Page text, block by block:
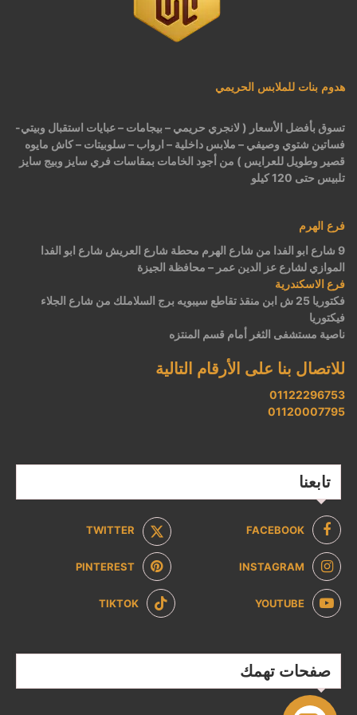
هدوم بنات للملابس الحريمي
تسوق بأفضل الأسعار ( لانجري حريمي – بيجامات – عبايات استقبال وبيتي-
فساتين شتوي وصيفي – ملابس داخلية – ارواب – سلوبيتات – كاش مايوه
قصير وطويل للعرايس ) من أجود الخامات بمقاسات فري سايز وبيج سايز
تلبيس حتى 120 كيلو
فرع الهرم
9 شارع ابو الفدا من شارع الهرم محطة شارع العريش شارع ابو الفدا
الموازي لشارع عز الدين عمر – محافظة الجيزة
فرع الاسكندرية
فكتوريا 25 ش ابن منقذ تقاطع سيبويه برج السلاملك من شارع الجلاء
فيكتوريا
ناصية مستشفى الثغر أمام قسم المنتزه
للاتصال بنا على الأرقام التالية
01122296753
01120007795
تابعنا
FACEBOOK
TWITTER
INSTAGRAM
PINTEREST
YOUTUBE
TIKTOK
صفحات تهمك